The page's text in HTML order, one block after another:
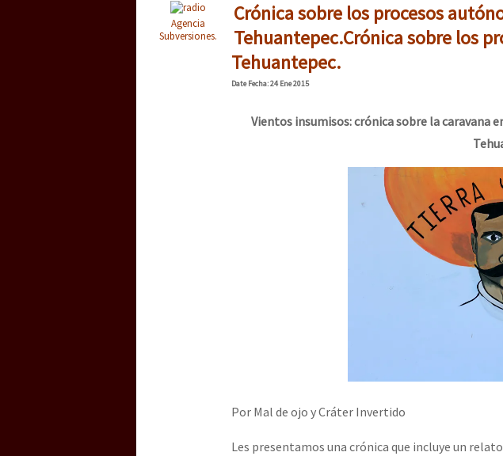
Agencia
Subversiones.
Crónica sobre los procesos
Tehuantepec.Crónica sobre los
Tehuantepec.
DateFecha: 24 Ene 2015
Vientos insumisos: crónica sobre la caravana
Por Mal de ojo y Cráter Invertido
Les presentamos una crónica que incluye un